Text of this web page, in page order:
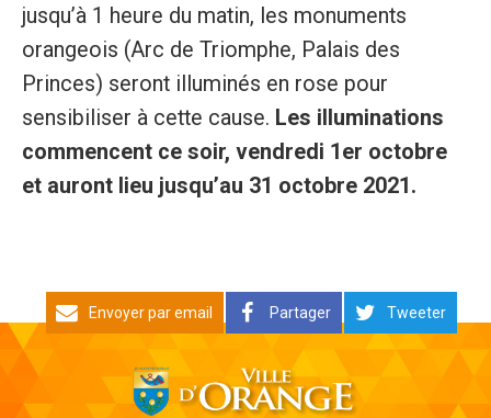
jusqu’à 1 heure du matin, les monuments
orangeois (Arc de Triomphe, Palais des
Princes) seront illuminés en rose pour
sensibiliser à cette cause. Les illuminations
commencent ce soir, vendredi 1er octobre
et auront lieu jusqu’au 31 octobre 2021.
Envoyer par email Partager Tweeter